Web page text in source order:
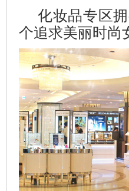
化妆品专区
个追求美丽时尚